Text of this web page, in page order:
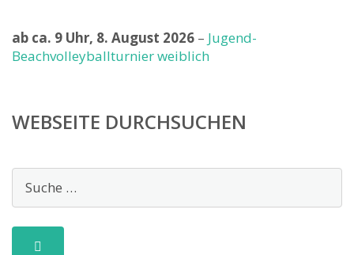
ab ca. 9 Uhr, 8. August 2026 – Jugend-
Beachvolleyballturnier weiblich
WEBSEITE DURCHSUCHEN